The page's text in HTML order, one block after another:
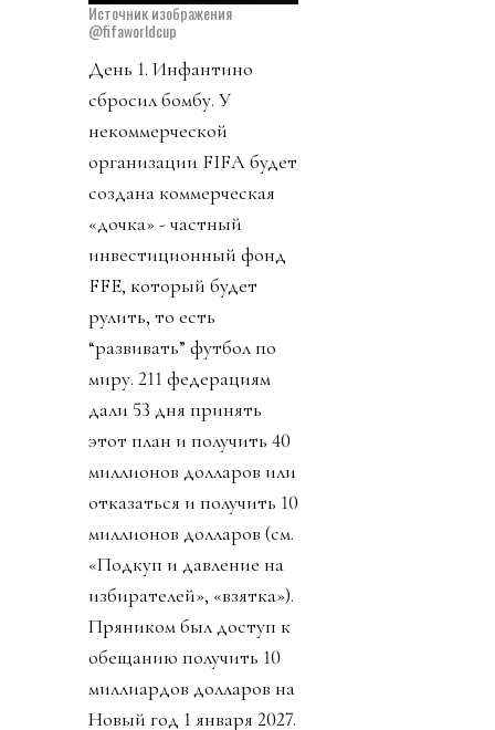
Источник изображения
@fifaworldcup
День 1. Инфантино
сбросил бомбу. У
некоммерческой
организации FIFA будет
создана коммерческая
«дочка» - частный
инвестиционный фонд
FFE, который будет
рулить, то есть
“развивать” футбол по
миру. 211 федерациям
дали 53 дня принять
этот план и получить 40
миллионов долларов или
отказаться и получить 10
миллионов долларов (см.
«Подкуп и давление на
избирателей», «взятка»).
Пряником был доступ к
обещанию получить 10
миллиардов долларов на
Новый год 1 января 2027.